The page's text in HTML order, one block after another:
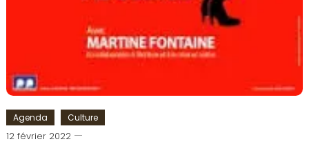
Agenda Culture
12 février 2022
Cédric